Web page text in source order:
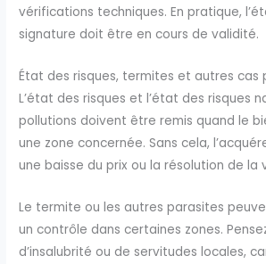
vérifications techniques. En pratique,
signature doit être en cours de validité.
État des risques, termites et autres cas
L’état des risques et l’état des risques
pollutions doivent être remis quand le
une zone concernée. Sans cela,
une baisse du prix ou la résolution de la
Le termite ou les autres parasites
un contrôle dans certaines zones.
d’insalubrité ou de servitudes locales,